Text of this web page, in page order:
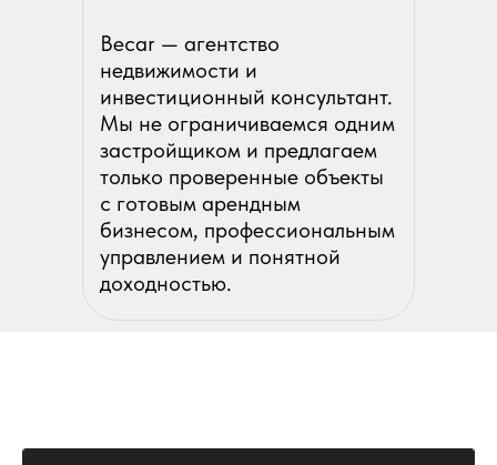
Becar — агентство
недвижимости и
инвестиционный консультант.
Мы не ограничиваемся одним
застройщиком и предлагаем
только проверенные объекты
с готовым арендным
бизнесом, профессиональным
управлением и понятной
доходностью.